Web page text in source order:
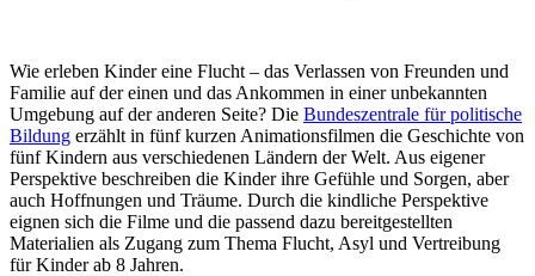
Wie erleben Kinder eine Flucht – das Verlassen von Freunden und
Familie auf der einen und das Ankommen in einer unbekannten
Umgebung auf der anderen Seite? Die Bundeszentrale für politische
Bildung erzählt in fünf kurzen Animationsfilmen die Geschichte von
fünf Kindern aus verschiedenen Ländern der Welt. Aus eigener
Perspektive beschreiben die Kinder ihre Gefühle und Sorgen, aber
auch Hoffnungen und Träume. Durch die kindliche Perspektive
eignen sich die Filme und die passend dazu bereitgestellten
Materialien als Zugang zum Thema Flucht, Asyl und Vertreibung
für Kinder ab 8 Jahren.